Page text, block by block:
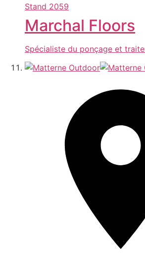
Stand 2059
Marchal Floors
Spécialiste du ponçage et